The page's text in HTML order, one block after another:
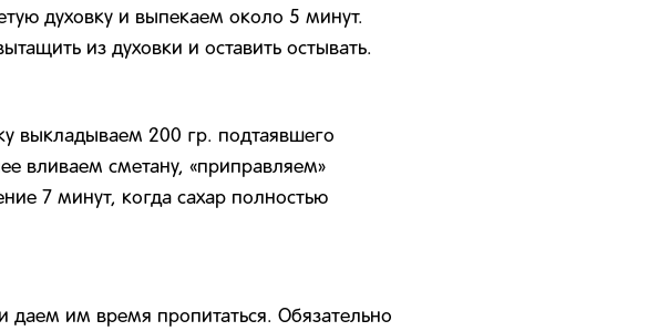
духовку и выпекаем около 5 минут.
из духовки и оставить остывать.
выкладываем 200 гр. подтаявшего
вливаем сметану, «приправляем»
7 минут, когда сахар полностью
им время пропитаться. Обязательно